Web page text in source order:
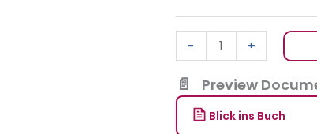
- +
Preview
Blick ins Buch